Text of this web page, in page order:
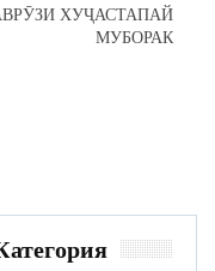
ХУҶАСТАПАЙ
МУБОРАК